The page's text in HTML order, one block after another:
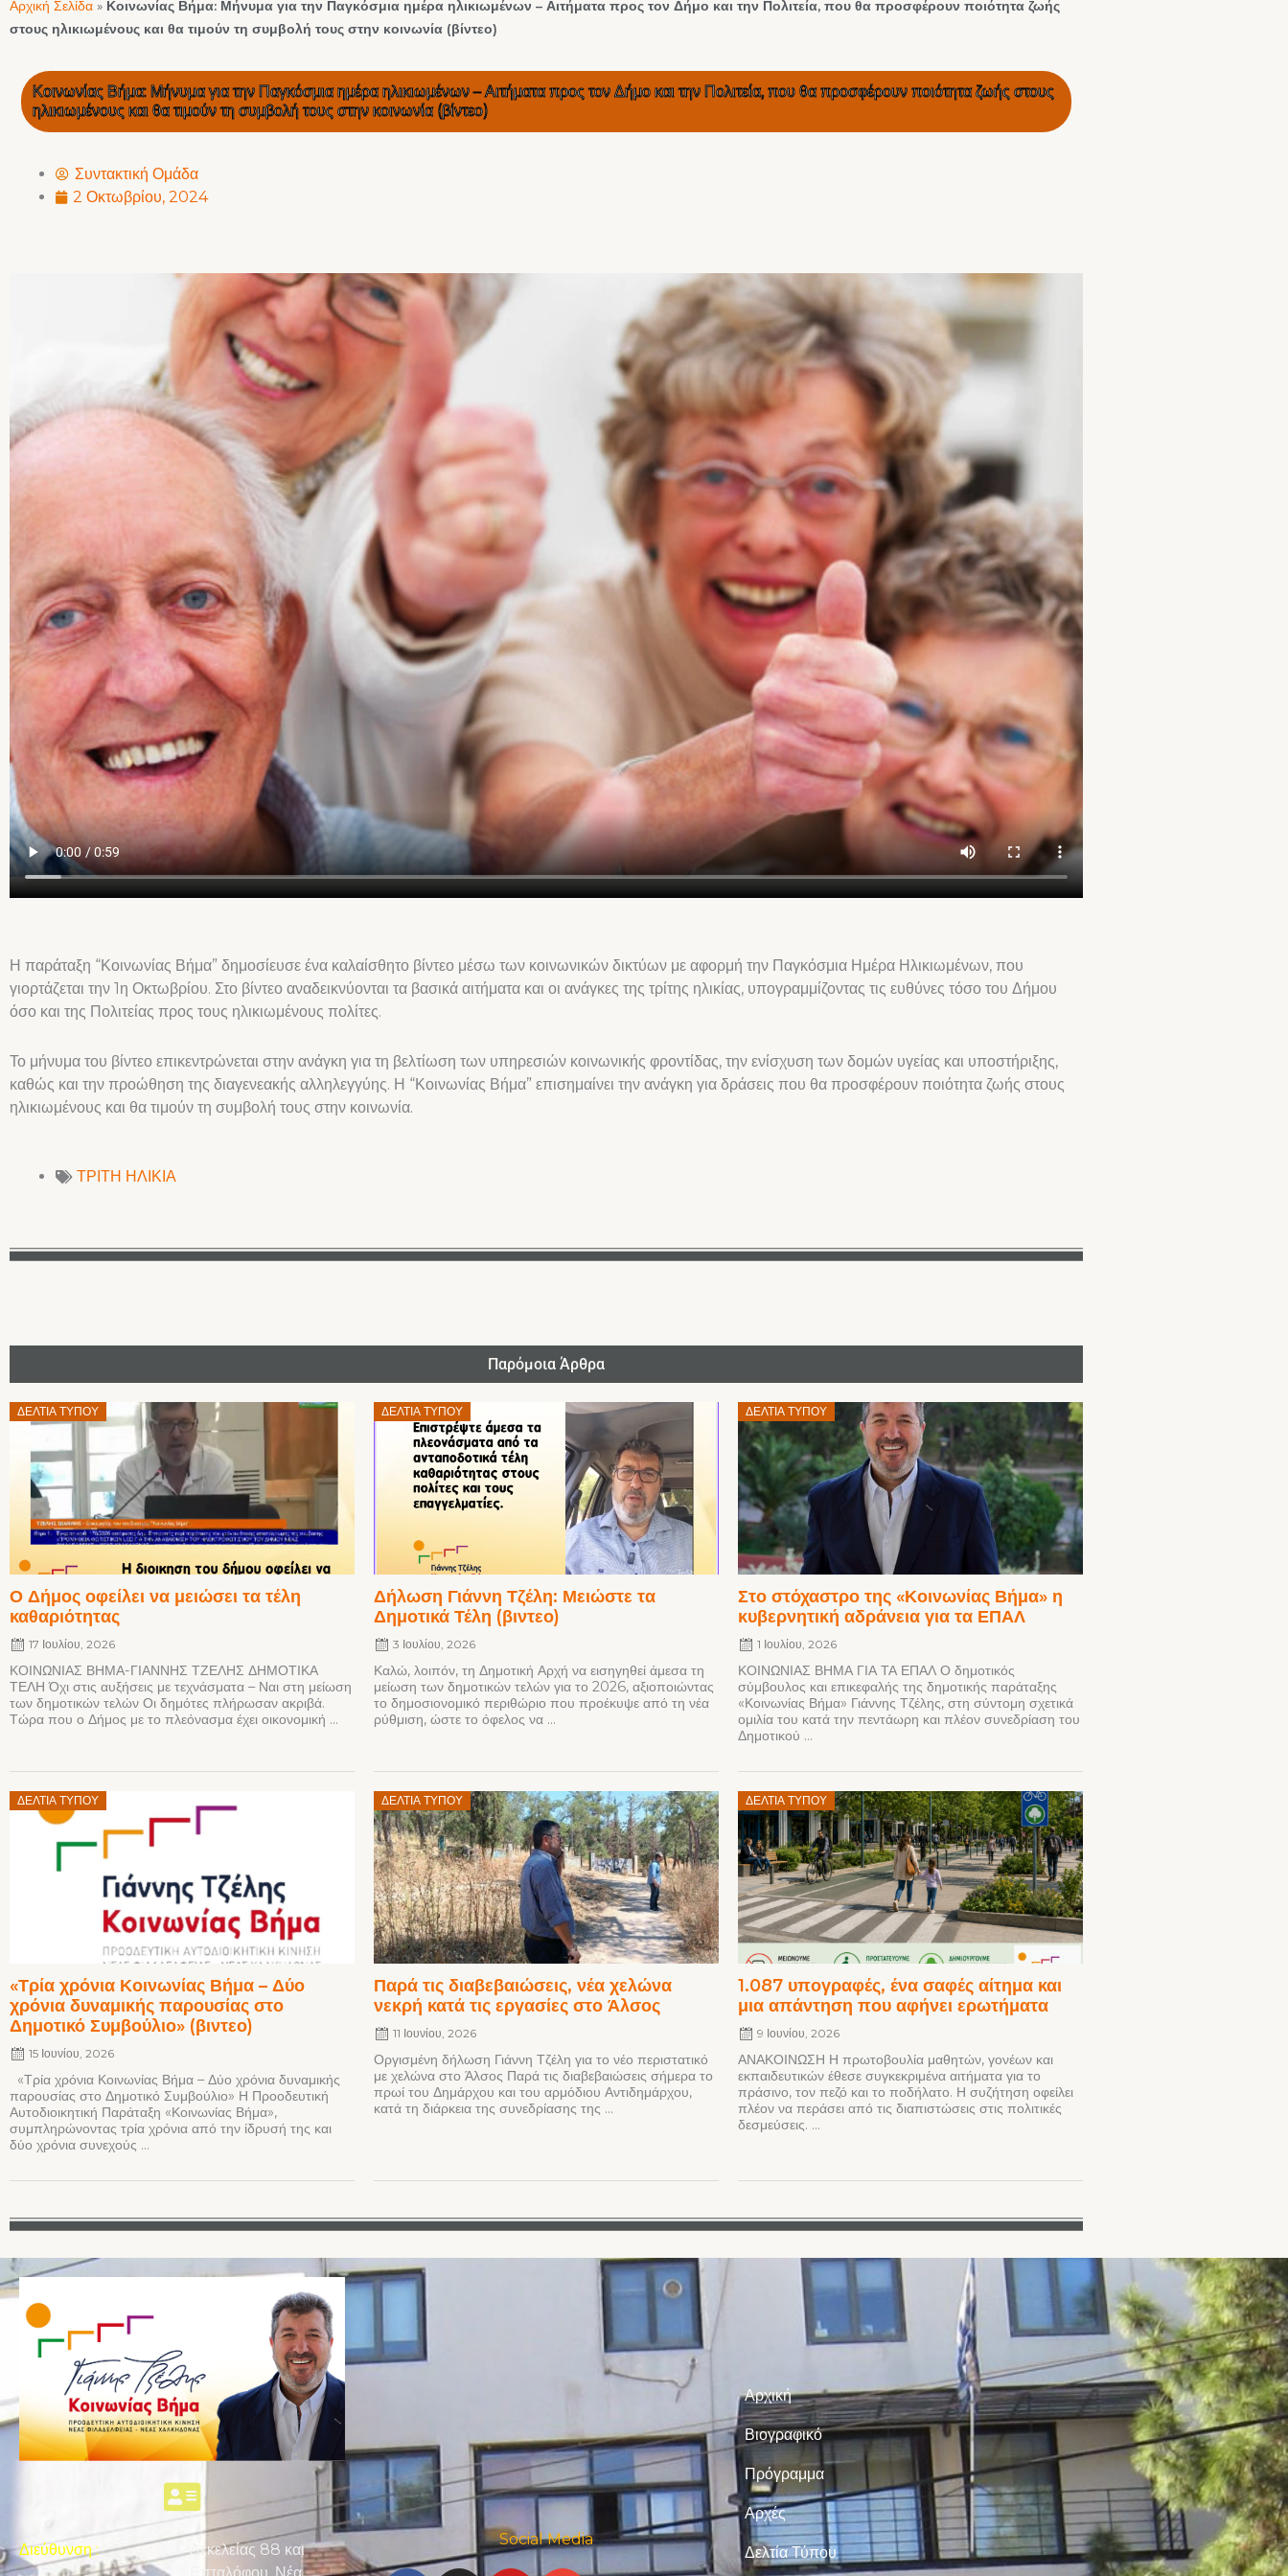
Αρχική Σελίδα » Κοινωνίας Βήμα: Μήνυμα για την Παγκόσμια ημέρα ηλικιωμένων – Αιτήματα προς τον Δήμο και την Πολιτεία, που θα προσφέρουν ποιότητα ζωής
στους ηλικιωμένους και θα τιμούν τη συμβολή τους στην κοινωνία (βίντεο)
Κοινωνίας Βήμα: Μήνυμα για την Παγκόσμια ημέρα ηλικιωμένων – Αιτήματα προς τον Δήμο και την Πολιτεία, που θα προσφέρουν ποιότητα ζωής στους
ηλικιωμένους και θα τιμούν τη συμβολή τους στην κοινωνία (βίντεο)
Συντακτική Ομάδα
2 Οκτωβρίου, 2024
Η παράταξη “Κοινωνίας Βήμα” δημοσίευσε ένα καλαίσθητο βίντεο μέσω των κοινωνικών δικτύων με αφορμή την Παγκόσμια Ημέρα Ηλικιωμένων, που
γιορτάζεται την 1η Οκτωβρίου. Στο βίντεο αναδεικνύονται τα βασικά αιτήματα και οι ανάγκες της τρίτης ηλικίας, υπογραμμίζοντας τις ευθύνες τόσο του Δήμου
όσο και της Πολιτείας προς τους ηλικιωμένους πολίτες.
Το μήνυμα του βίντεο επικεντρώνεται στην ανάγκη για τη βελτίωση των υπηρεσιών κοινωνικής φροντίδας, την ενίσχυση των δομών υγείας και υποστήριξης,
καθώς και την προώθηση της διαγενεακής αλληλεγγύης. Η “Κοινωνίας Βήμα” επισημαίνει την ανάγκη για δράσεις που θα προσφέρουν ποιότητα ζωής στους
ηλικιωμένους και θα τιμούν τη συμβολή τους στην κοινωνία.
ΤΡΙΤΗ ΗΛΙΚΙΑ
Παρόμοια Άρθρα
ΔΕΛΤΊΑ ΤΎΠΟΥ
Ο Δήμος οφείλει να μειώσει τα τέλη
καθαριότητας
Posted
on
17 Ιουλίου, 2026
ΚΟΙΝΩΝΙΑΣ ΒΗΜΑ-ΓΙΑΝΝΗΣ ΤΖΕΛΗΣ ΔΗΜΟΤΙΚΑ
ΤΕΛΗ Όχι στις αυξήσεις με τεχνάσματα – Ναι στη μείωση
των δημοτικών τελών Οι δημότες πλήρωσαν ακριβά.
Τώρα που ο Δήμος με το πλεόνασμα έχει οικονομική ...
ΔΕΛΤΊΑ ΤΎΠΟΥ
Δήλωση Γιάννη Τζέλη: Μειώστε τα
Δημοτικά Τέλη (βιντεο)
Posted
3 Ιουλίου, 2026
Καλώ, λοιπόν, τη Δημοτική Αρχή να εισηγηθεί άμεσα τη
μείωση των δημοτικών τελών για το 2026, αξιοποιώντας
το δημοσιονομικό περιθώριο που προέκυψε από τη νέα
ρύθμιση, ώστε το όφελος να ...
ΔΕΛΤΊΑ ΤΎΠΟΥ
Στο στόχαστρο της «Κοινωνίας Βήμα» η
κυβερνητική αδράνεια για τα ΕΠΑΛ
Posted
on
1 Ιουλίου, 2026
ΚΟΙΝΩΝΙΑΣ ΒΗΜΑ ΓΙΑ ΤΑ ΕΠΑΛ Ο δημοτικός
σύμβουλος και επικεφαλής της δημοτικής παράταξης
«Κοινωνίας Βήμα» Γιάννης Τζέλης, στη σύντομη σχετικά
ομιλία του κατά την πεντάωρη και πλέον συνεδρίαση του
Δημοτικού ...
ΔΕΛΤΊΑ ΤΎΠΟΥ
«Τρία χρόνια Κοινωνίας Βήμα – Δύο
χρόνια δυναμικής παρουσίας στο
Δημοτικό Συμβούλιο» (βιντεο)
Posted
on
15 Ιουνίου, 2026
«Τρία χρόνια Κοινωνίας Βήμα – Δύο χρόνια δυναμικής
παρουσίας στο Δημοτικό Συμβούλιο» Η Προοδευτική
Αυτοδιοικητική Παράταξη «Κοινωνίας Βήμα»,
συμπληρώνοντας τρία χρόνια από την ίδρυσή της και
δύο χρόνια συνεχούς ...
ΔΕΛΤΊΑ ΤΎΠΟΥ
Παρά τις διαβεβαιώσεις, νέα χελώνα
νεκρή κατά τις εργασίες στο Άλσος
Posted
on
11 Ιουνίου, 2026
Οργισμένη δήλωση Γιάννη Τζέλη για το νέο περιστατικό
με χελώνα στο Άλσος Παρά τις διαβεβαιώσεις σήμερα το
πρωί του Δημάρχου και του αρμόδιου Αντιδημάρχου,
κατά τη διάρκεια της συνεδρίασης της ...
ΔΕΛΤΊΑ ΤΎΠΟΥ
1.087 υπογραφές, ένα σαφές αίτημα και
μια απάντηση που αφήνει ερωτήματα
Posted
on
9 Ιουνίου, 2026
ΑΝΑΚΟΙΝΩΣΗ Η πρωτοβουλία μαθητών, γονέων και
εκπαιδευτικών έθεσε συγκεκριμένα αιτήματα για το
πράσινο, τον πεζό και το ποδήλατο. Η συζήτηση οφείλει
πλέον να περάσει από τις διαπιστώσεις στις πολιτικές
δεσμεύσεις. ...
Διεύθυνση :
Δεκελείας 88 και
Social Media
Αρχική
Βιογραφικό
Πρόγραμμα
Αρχές
Δελτία Τύπου